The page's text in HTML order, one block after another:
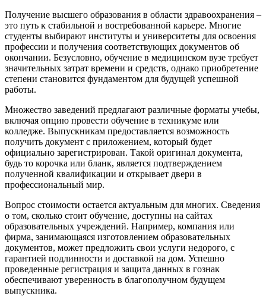
Получение высшего образования в области здравоохранения –
это путь к стабильной и востребованной карьере. Многие
студенты выбирают институты и университеты для освоения
профессии и получения соответствующих документов об
окончании. Безусловно, обучение в медицинском вузе требует
значительных затрат времени и средств, однако приобретение
степени становится фундаментом для будущей успешной
работы.
Множество заведений предлагают различные форматы учебы,
включая опцию провести обучение в техникуме или
колледже. Выпускникам предоставляется возможность
получить документ с приложением, который будет
официально зарегистрирован. Такой оригинал документа,
будь то корочка или бланк, является подтверждением
полученной квалификации и открывает двери в
профессиональный мир.
Вопрос стоимости остается актуальным для многих. Сведения
о том, сколько стоит обучение, доступны на сайтах
образовательных учреждений. Например, компания или
фирма, занимающаяся изготовлением образовательных
документов, может предложить свои услуги недорого, с
гарантией подлинности и доставкой на дом. Успешно
проведенные регистрация и защита данных в гознак
обеспечивают уверенность в благополучном будущем
выпускника.